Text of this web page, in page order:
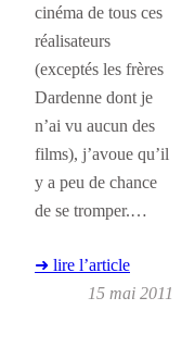
cinéma de tous ces
réalisateurs
(exceptés les frères
Dardenne dont je
n’ai vu aucun des
films), j’avoue qu’il
y a peu de chance
de se tromper.…
➜ lire l’article
15 mai 2011